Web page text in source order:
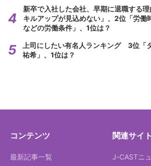
新卒で入社した会社、早期に退職する
キルアップが見込めない」、2位「労働
などの労働条件」、1位は？
上司にしたい有名人ランキング 3位「
祐希」、1位は？
コンテンツ
最新記事一覧
関連サイト
J-CASTニ